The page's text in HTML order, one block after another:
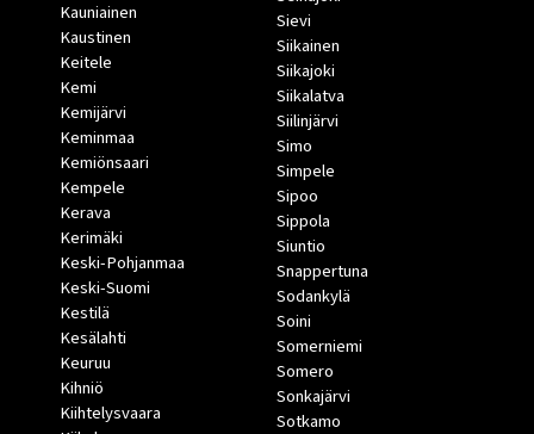
Kauniainen
Kaustinen
Keitele
Kemi
Kemijärvi
Keminmaa
Kemiönsaari
Kempele
Kerava
Kerimäki
Keski-Pohjanmaa
Keski-Suomi
Kestilä
Kesälahti
Keuruu
Kihniö
Kiihtelysvaara
Sievi
Siikainen
Siikajoki
Siikalatva
Siilinjärvi
Simo
Simpele
Sipoo
Sippola
Siuntio
Snappertuna
Sodankylä
Soini
Somerniemi
Somero
Sonkajärvi
Sotkamo